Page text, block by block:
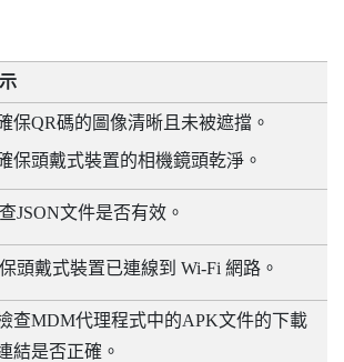
保QR碼的圖像清晰且未被遮擋。
保頭戴式裝置的相機鏡頭乾淨。
JSON文件是否有效。
頭戴式裝置已連線到 Wi‍-Fi 網路。
查MDM代理程式中的APK文件的下載
結是否正確。